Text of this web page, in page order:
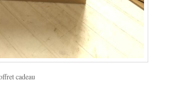
cadeau